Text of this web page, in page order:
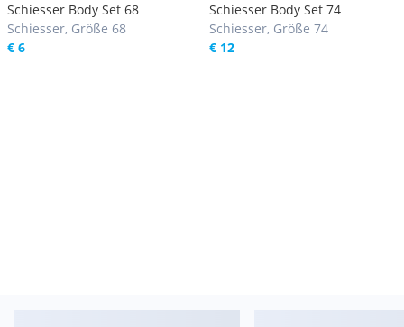
Schiesser Body Set 68
Schiesser, Größe 68
€ 6
Schiesser Body Set 74
Schiesser, Größe 74
€ 12